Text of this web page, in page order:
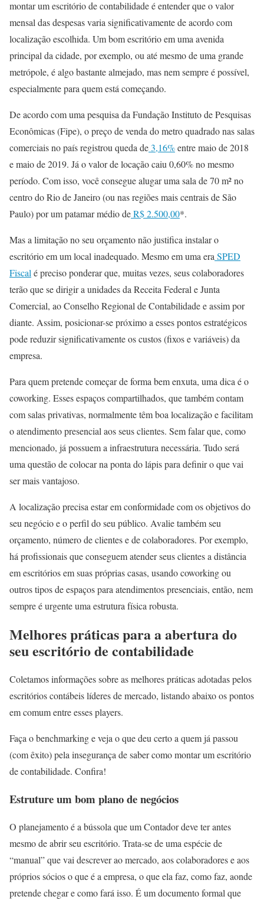
montar um escritório de contabilidade é entender que o valor
mensal das despesas varia significativamente de acordo com
localização escolhida. Um bom escritório em uma avenida
principal da cidade, por exemplo, ou até mesmo de uma grande
metrópole, é algo bastante almejado, mas nem sempre é possível,
especialmente para quem está começando.
De acordo com uma pesquisa da Fundação Instituto de Pesquisas
Econômicas (Fipe), o preço de venda do metro quadrado nas salas
comerciais no país registrou queda de3,16%entre maio de 2018
e maio de 2019. Já o valor de locação caiu 0,60% no mesmo
período. Com isso, você consegue alugar uma sala de 70 m² no
centro do Rio de Janeiro (ou nas regiões mais centrais de São
Paulo) por um patamar médio deR$ 2.500,00*.
Mas a limitação no seu orçamento não justifica instalar o
escritório em um local inadequado. Mesmo em uma eraSPED
Fiscalé preciso ponderar que, muitas vezes, seus colaboradores
terão que se dirigir a unidades da Receita Federal e Junta
Comercial, ao Conselho Regional de Contabilidade e assim por
diante. Assim, posicionar-se próximo a esses pontos estratégicos
pode reduzir significativamente os custos (fixos e variáveis) da
empresa.
Para quem pretende começar de forma bem enxuta, uma dica é o
coworking. Esses espaços compartilhados, que também contam
com salas privativas, normalmente têm boa localização e facilitam
o atendimento presencial aos seus clientes. Sem falar que, como
mencionado, já possuem a infraestrutura necessária. Tudo será
uma questão de colocar na ponta do lápis para definir o que vai
ser mais vantajoso.
A localização precisa estar em conformidade com os objetivos do
seu negócio e o perfil do seu público. Avalie também seu
orçamento, número de clientes e de colaboradores. Por exemplo,
há profissionais que conseguem atender seus clientes a distância
em escritórios em suas próprias casas, usando coworking ou
outros tipos de espaços para atendimentos presenciais, então, nem
sempre é urgente uma estrutura física robusta.
Melhores práticas para a abertura do
seu escritório de contabilidade
Coletamos informações sobre as melhores práticas adotadas pelos
escritórios contábeis líderes de mercado, listando abaixo os pontos
em comum entre esses players.
Faça o benchmarking e veja o que deu certo a quem já passou
(com êxito) pela insegurança de saber como montar um escritório
de contabilidade. Confira!
Estruture um bom plano de negócios
O planejamento é a bússola que um Contador deve ter antes
mesmo de abrir seu escritório. Trata-se de uma espécie de
“manual” que vai descrever ao mercado, aos colaboradores e aos
próprios sócios o que é a empresa, o que ela faz, como faz, aonde
pretende chegar e como fará isso. É um documento formal que